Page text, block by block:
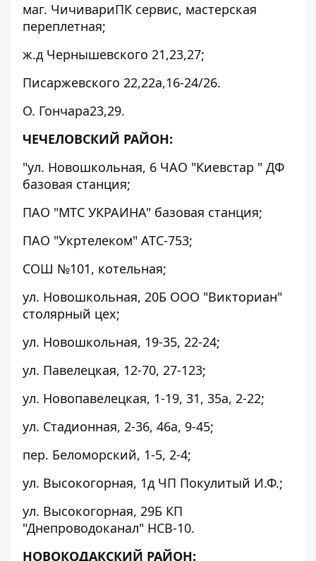
маг. ЧичивариПК сервис, мастерская
переплетная;
ж.д Чернышевского 21,23,27;
Писаржевского 22,22а,16-24/26.
О. Гончара23,29.
ЧЕЧЕЛОВСКИЙ РАЙОН:
"ул. Новошкольная, 6 ЧАО "Киевстар " ДФ
базовая станция;
ПАО "МТС УКРАИНА" базовая станция;
ПАО "Укртелеком" АТС-753;
СОШ №101, котельная;
ул. Новошкольная, 20Б ООО "Викториан"
столярный цех;
ул. Новошкольная, 19-35, 22-24;
ул. Павелецкая, 12-70, 27-123;
ул. Новопавелецкая, 1-19, 31, 35а, 2-22;
ул. Стадионная, 2-36, 46а, 9-45;
пер. Беломорский, 1-5, 2-4;
ул. Высокогорная, 1д ЧП Покулитый И.Ф.;
ул. Высокогорная, 29Б КП
"Днепроводоканал" НСВ-10.
НОВОКОДАКСКИЙ РАЙОН: